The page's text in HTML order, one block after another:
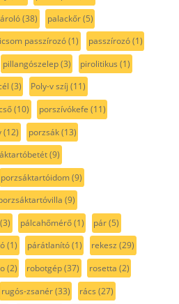
(38) palackőr(5)
passzírozó(1) passzírozó(1)
pillangószelep(3) pirolitikus (1)
(3) Poly-v szíj (11)
(10) porszívókefe (11)
(12) porzsák(13)
(9)
porzsáktartóidom(9)
(9)
(3) pálcahőmérő(1) pár(5)
(1) párátlanító(1) rekesz (29)
(2) robotgép(37) rosetta (2)
rugós-zsanér(33) rács (27)